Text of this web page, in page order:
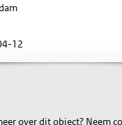
12
over dit object? Neem